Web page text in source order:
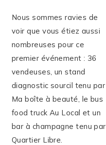
Nous sommes ravies de
voir que vous étiez aussi
nombreuses pour ce
premier événement : 36
vendeuses, un stand
diagnostic sourcil tenu par
Ma boîte à beauté, le bus
food truck Au Local et un
bar à champagne tenu par
Quartier Libre.